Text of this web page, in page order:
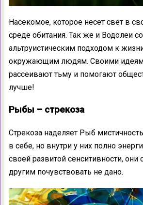
Насекомое, которое несет свет в
среде обитания. Так же и Водолеи
альтруистическим подходом к
окружающим людям. Своими
рассеивают тьму и помогают
лучше!
Рыбы – стрекоза
Стрекоза наделяет Рыб
в себе, но внутри у них полно
своей развитой сенситивности, они
другим почувствовать не дано.